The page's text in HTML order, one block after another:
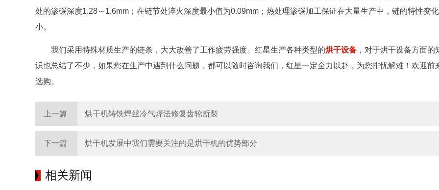
处的渗碳深度1.28～1.6mm；在链节处淬火深度最小值为0.09mm；热处理渗碳加工保证在大量生产中，链的特性变
小。
我们采用特殊材质生产的链条，大大改善了工作疲劳强度。红星生产各种类型的烘干设备 ，对于烘干设备方面的
识也总结了不少，如果您在生产中遇到什么问题，都可以随时咨询我们，红星一定全力以赴，为您排忧解难！欢迎前
选购。
上一篇 烘干机铸铁焊丝冷气焊法修复齿轮断裂
下一篇 烘干机发展中我们需要关注的是烘干机的优势部分
相关新闻